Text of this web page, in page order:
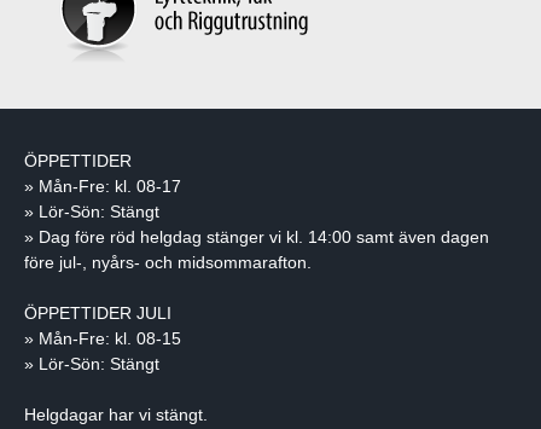
ÖPPETTIDER
» Mån-Fre: kl. 08-17
» Lör-Sön: Stängt
» Dag före röd helgdag stänger vi kl. 14:00 samt även dagen
före jul-, nyårs- och midsommarafton.
ÖPPETTIDER JULI
» Mån-Fre: kl. 08-15
» Lör-Sön: Stängt
Helgdagar har vi stängt.